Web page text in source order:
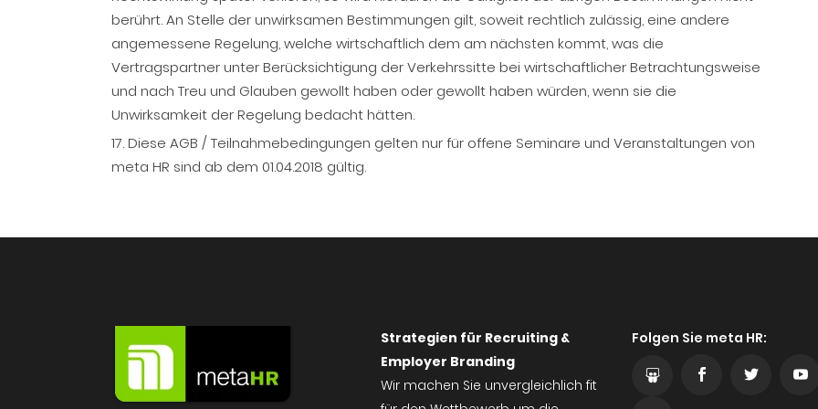
berührt. An Stelle der unwirksamen Bestimmungen gilt, soweit rechtlich zulässig, eine andere
angemessene Regelung, welche wirtschaftlich dem am nächsten kommt, was die
Vertragspartner unter Berücksichtigung der Verkehrssitte bei wirtschaftlicher Betrachtungsweise
und nach Treu und Glauben gewollt haben oder gewollt haben würden, wenn sie die
Unwirksamkeit der Regelung bedacht hätten.
17. Diese AGB / Teilnahmebedingungen gelten nur für offene Seminare und Veranstaltungen von
meta HR sind ab dem 01.04.2018 gültig.
Strategien für Recruiting &
Employer Branding
Wir machen Sie unvergleichlich fit
Folgen Sie meta HR: